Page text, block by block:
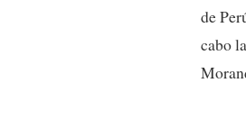
de
cabo